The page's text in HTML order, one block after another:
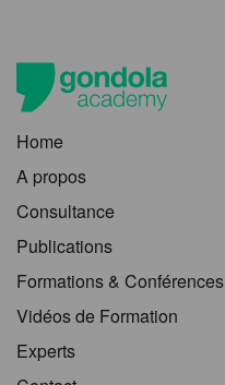
Home
A propos
Consultance
Publications
Formations & Conférences
Vidéos de Formation
Experts